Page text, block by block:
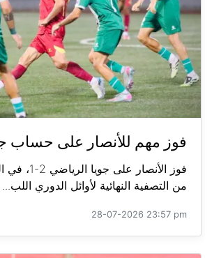
فوز مهم للأنصار على حساب
فوز الأنصار
من التصفية النهائية لأوائل الدوري اللب...
28-07-2026 23:57 pm